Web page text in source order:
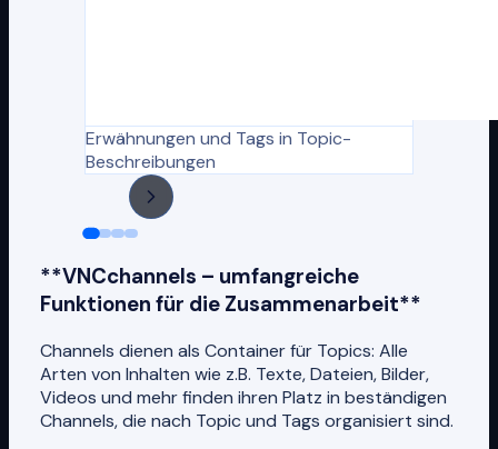
Erwähnungen und Tags in Topic-
Beschreibungen
**VNCchannels – umfangreiche
Funktionen für die Zusammenarbeit**
Channels dienen als Container für Topics: Alle
Arten von Inhalten wie z.B. Texte, Dateien, Bilder,
Videos und mehr finden ihren Platz in beständigen
Channels, die nach Topic und Tags organisiert sind.